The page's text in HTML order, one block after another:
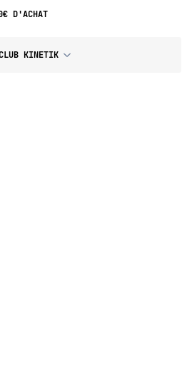
D'ACHAT
KINETIK